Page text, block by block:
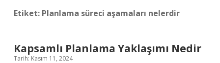
Etiket: Planlama süreci aşamaları nelerdir
Kapsamlı Planlama Yaklaşımı Nedir
Tarih: Kasım 11, 2024